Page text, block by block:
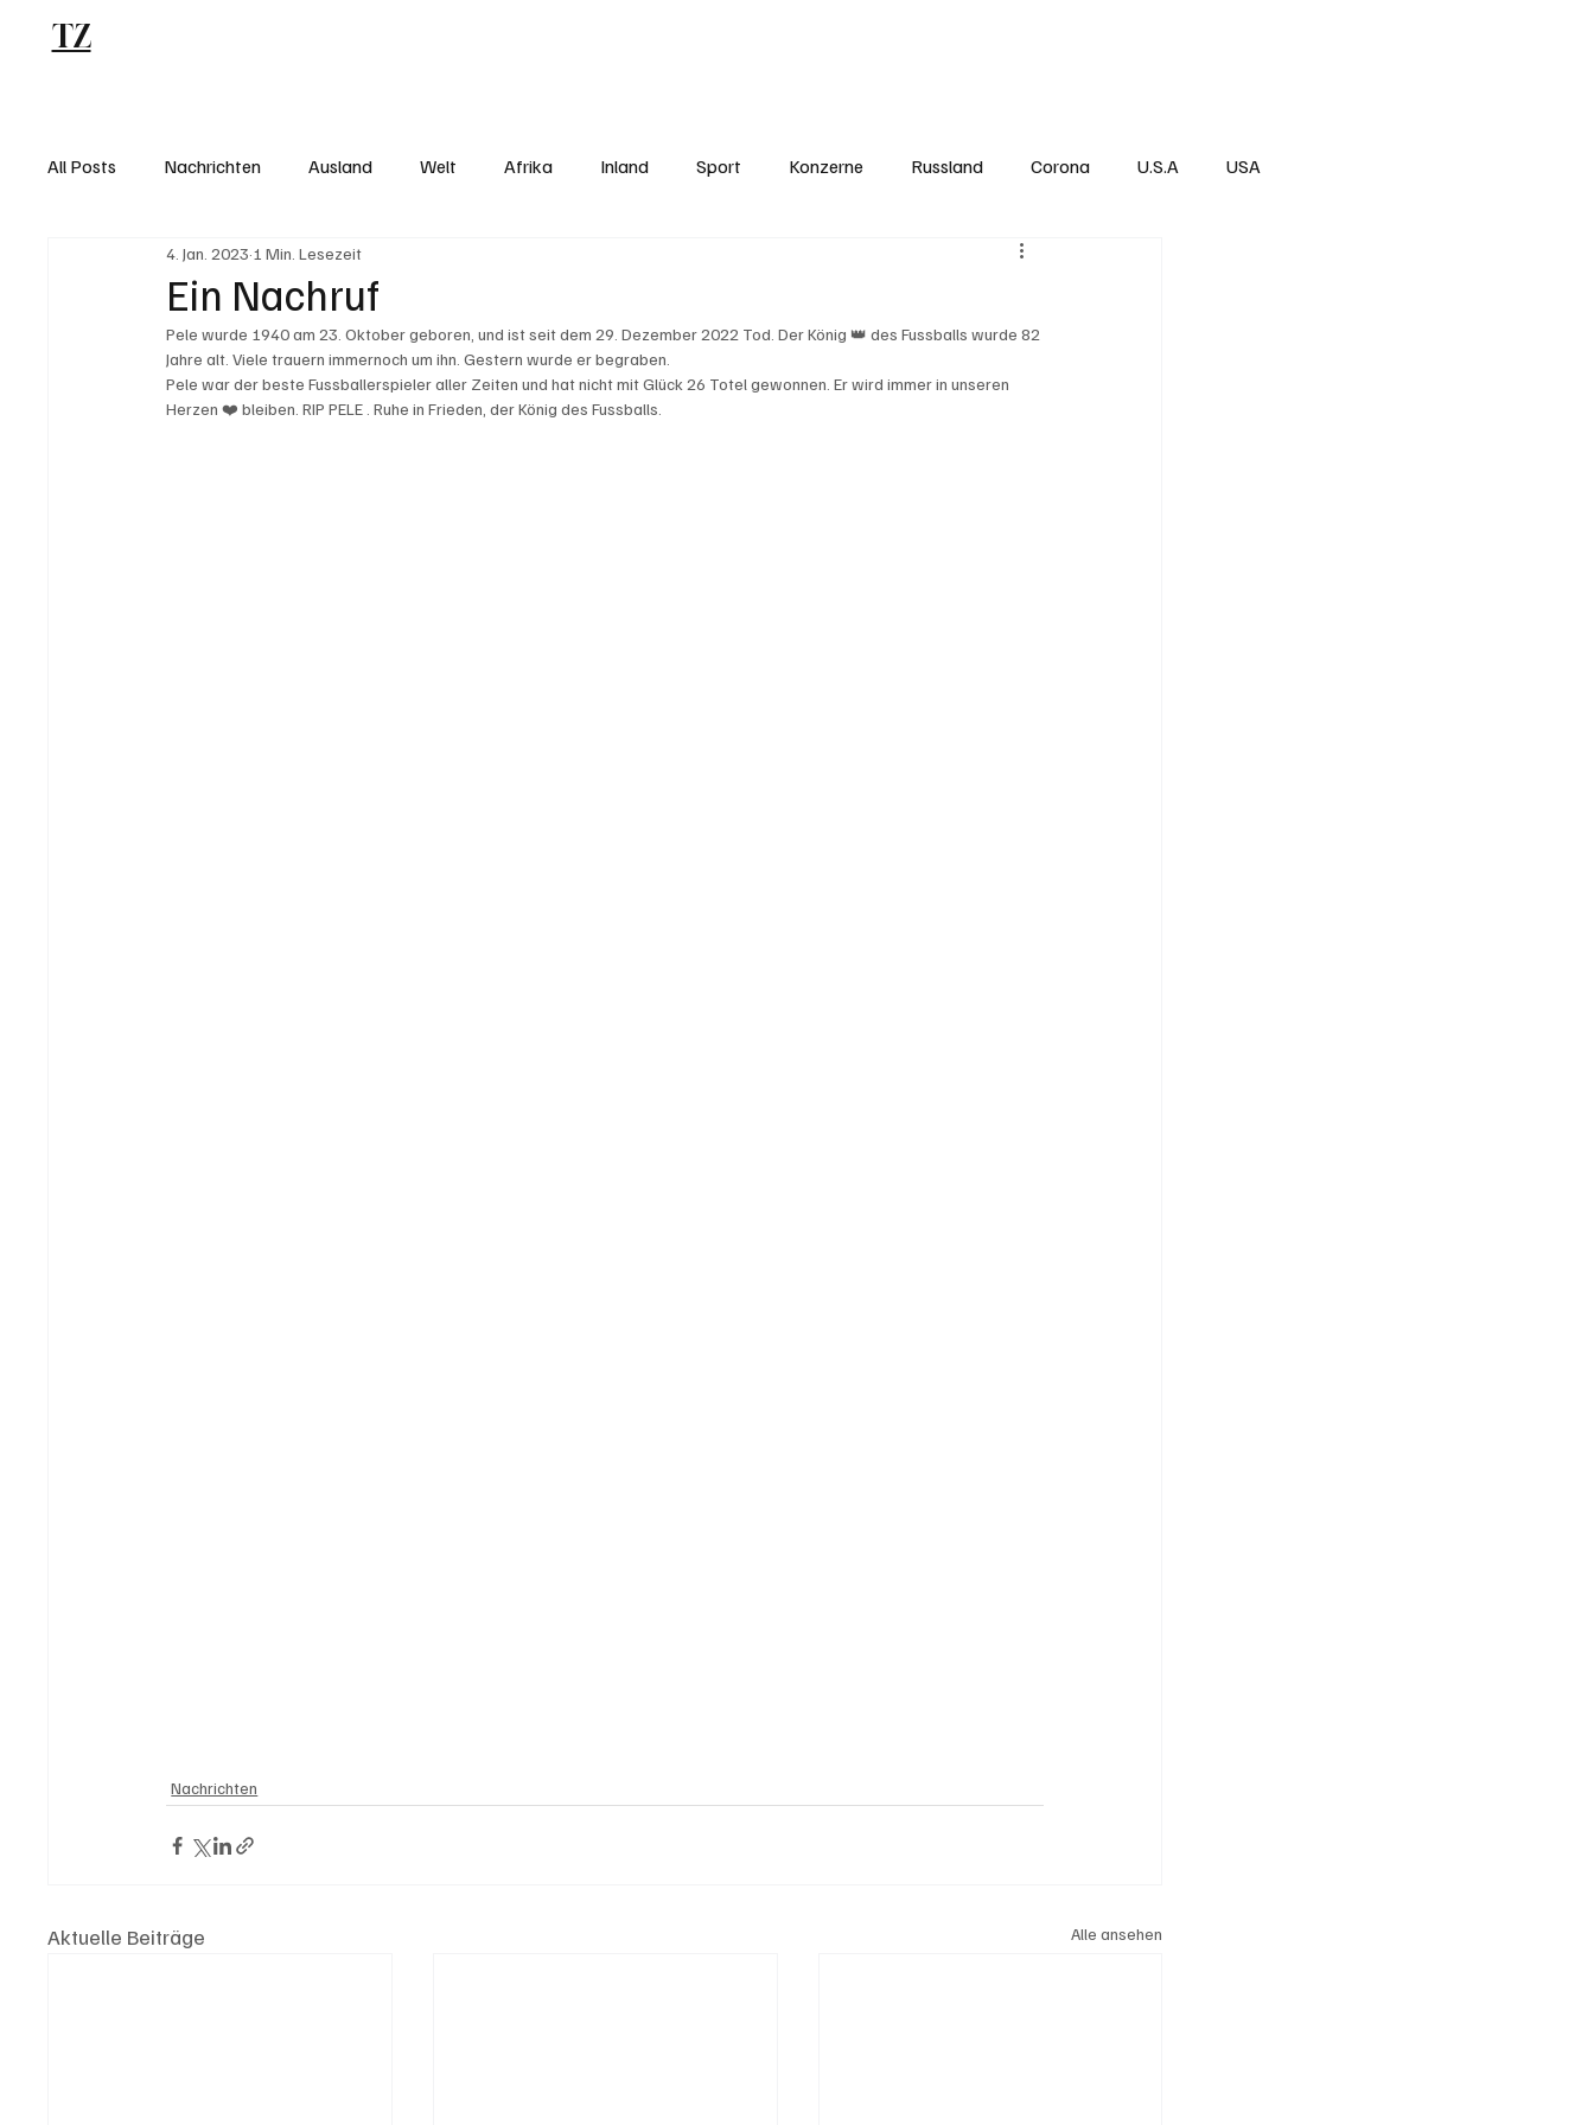
TZ
All Posts Nachrichten Ausland Welt Afrika Inland Sport Konzerne Russland Corona U.S.A USA
Ein Nachruf
4. Jan. 2023 1 Min. Lesezeit
Pele wurde 1940 am 23. Oktober geboren, und ist seit dem 29. Dezember 2022 Tod. Der König 👑 des Fussballs wurde 82
Jahre alt. Viele trauern immernoch um ihn. Gestern wurde er begraben.
Pele war der beste Fussballerspieler aller Zeiten und hat nicht mit Glück 26 Totel gewonnen. Er wird immer in unseren
Herzen ❤️ bleiben. RIP PELE . Ruhe in Frieden, der König des Fussballs.
Nachrichten
Aktuelle Beiträge Alle ansehen